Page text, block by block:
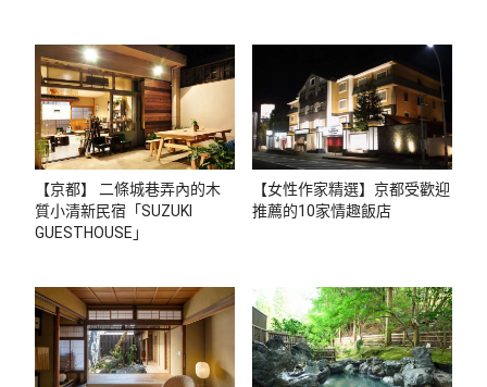
【京都】 二條城巷弄內的木
質小清新民宿「SUZUKI
GUESTHOUSE」
【女性作家精選】京都受歡迎
推薦的10家情趣飯店